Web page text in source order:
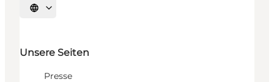
Sprache auswählen
Unsere Seiten
Presse